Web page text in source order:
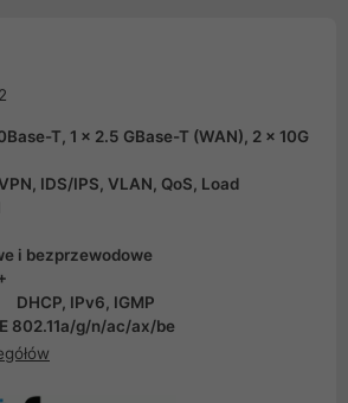
T, 1 x 2.5 GBase-T (WAN), 2 x 10G
IDS/IPS, VLAN, QoS, Load
i bezprzewodowe
DHCP, IPv6, IGMP
802.11a/g/n/ac/ax/be